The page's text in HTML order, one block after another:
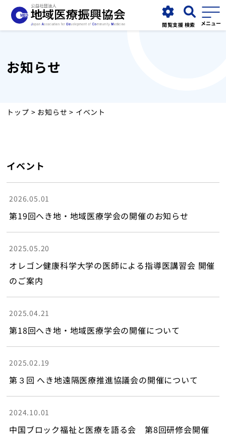
閲覧支援 検索
協会について
事業紹介
運営施設
採用情報
地域医療研究所
ライブラリ
個人情報保護方針
お問い合わせ
寄附について
お知らせ
トップ > お知らせ > イベント
イベント
2026.05.01
第19回へき地・地域医療学会の開催のお知らせ
2025.05.20
オレゴン健康科学大学の医師による指導医講習会 開催
のご案内
2025.04.21
第18回へき地・地域医療学会の開催について
2025.02.19
第３回 へき地遠隔医療推進協議会の開催について
2024.10.01
中国ブロック福祉と医療を語る会 第8回研修会開催